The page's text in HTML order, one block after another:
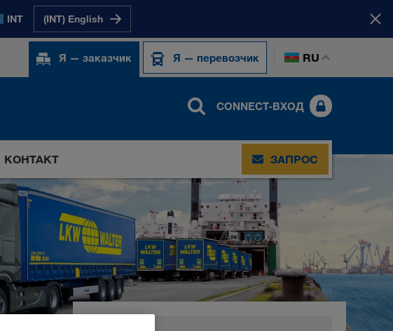
INT (INT) English
Я — заказчик Я — перевозчик RU
CONNECT-ВХОД
КОНТАКТ ЗАПРОС